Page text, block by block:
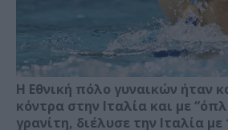
Η Εθνική πόλο γυναικών ήταν
κόντρα στην Ιταλία και με
γρανίτη, διέλυσε την Ιταλία με